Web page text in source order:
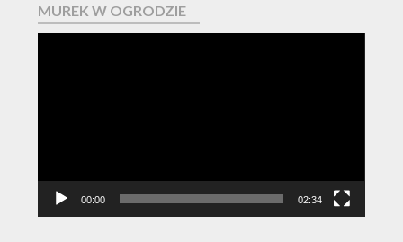
MUREK W OGRODZIE
00:00 02:34